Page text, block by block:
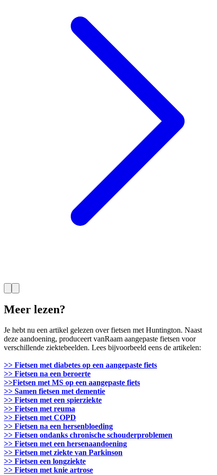
Meer lezen?
Je hebt nu een artikel gelezen over fietsen met Huntington. Naast
deze aandoening, produceert vanRaam aangepaste fietsen voor
verschillende ziektebeelden. Lees bijvoorbeeld eens de artikelen:
>> Fietsen met diabetes op een aangepaste fiets
>> Fietsen na een beroerte
>>Fietsen met MS op een aangepaste fiets
>> Samen fietsen met dementie
​>> Fietsen met een spierziekte
>> Fietsen met reuma
>> Fietsen met COPD
>> Fietsen na een hersenbloeding
>> Fietsen ondanks chronische schouderproblemen
>> Fietsen met een hersenaandoening
>> Fietsen met ziekte van Parkinson
>> Fietsen een longziekte
>> Fietsen met knie artrose